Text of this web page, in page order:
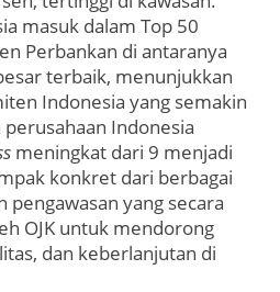
masuk dalam Top 50
Perbankan di antaranya
terbaik, menunjukkan
Indonesia yang semakin
Indonesia
meningkat dari 9 menjadi
konkret dari berbagai
yang secara
OJK untuk mendorong
dan keberlanjutan di